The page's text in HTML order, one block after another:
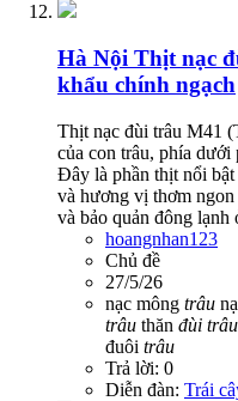
Hà Nội Thịt nạc
khẩu chính ngạch
Thịt nạc đùi trâu M41
của con trâu, phía
Đây là phần thịt nổi
và hương vị thơm
và bảo quản đông lạnh
hoangnhan123
Chủ đề
27/5/26
nạc mông trâu
trâu thăn đùi trâu
đuôi trâu
Trả lời: 0
Diễn đàn: Trái